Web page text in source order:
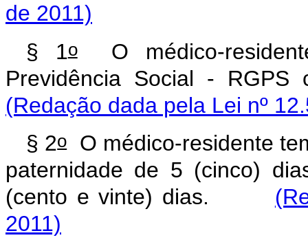
de 2011)
§ 1oO médico-
Previdência Social -
(Redação dada pela Lei nº
§ 2oO médico-residente
paternidade de 5 (cinco)
(cento e vinte) dias.
2011)